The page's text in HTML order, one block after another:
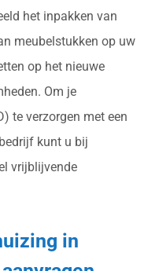
het inpakken van
meubelstukken op uw
op het nieuwe
Om je
te verzorgen met een
kunt u bij
vrijblijvende
in